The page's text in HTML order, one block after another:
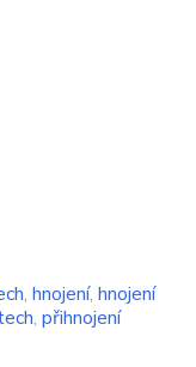
, hnojení, hnojení
, přihnojení